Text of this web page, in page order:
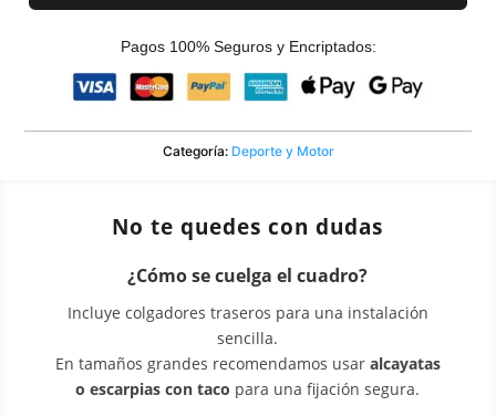
Pagos 100% Seguros y Encriptados:
Categoría: Deporte y Motor
No te quedes con dudas
¿Cómo se cuelga el cuadro?
Incluye colgadores traseros para una instalación
sencilla.
En tamaños grandes recomendamos usar alcayatas
o escarpias con taco para una fijación segura.